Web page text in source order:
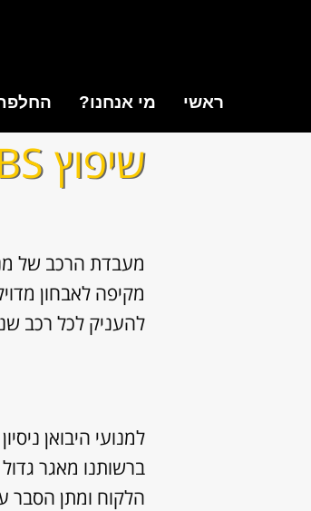
ראשי מי אנחנו?
שיפוץ ABS לגרייט וול
להעניק לכל רכב
הלקוח ומתן הסבר